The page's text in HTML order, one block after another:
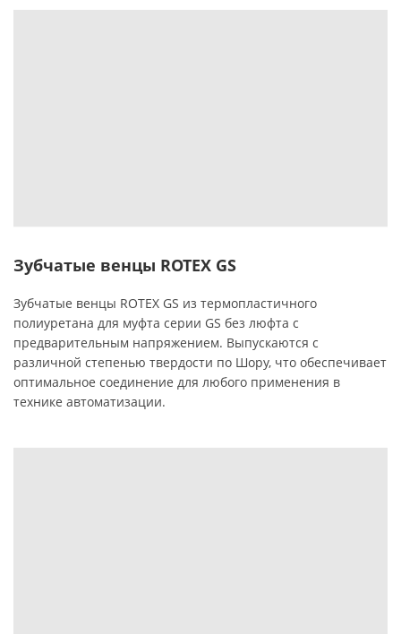
Зубчатые венцы ROTEX GS
Зубчатые венцы ROTEX GS из термопластичного
полиуретана для муфта серии GS без люфта с
предварительным напряжением. Выпускаются с
различной степенью твердости по Шору, что обеспечивает
оптимальное соединение для любого применения в
технике автоматизации.